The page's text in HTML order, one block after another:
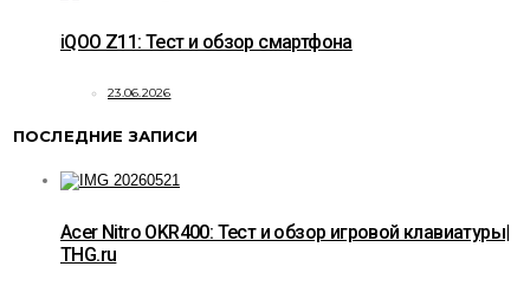
iQOO Z11: Тест и обзор смартфона
23.06.2026
ПОСЛЕДНИЕ ЗАПИСИ
Acer Nitro OKR400: Тест и обзор игровой клавиатуры|
THG.ru